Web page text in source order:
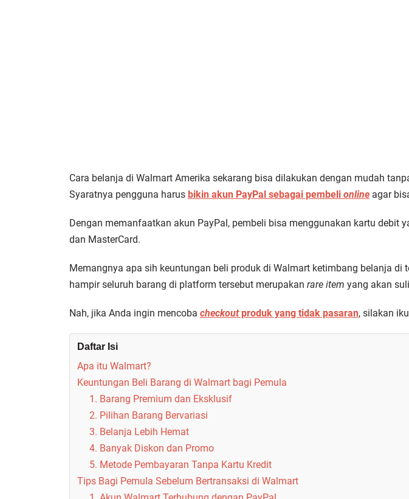
Cara belanja di Walmart Amerika sekarang bisa dilakukan dengan mudah
Syaratnya pengguna harus bikin akun PayPal sebagai pembeli online agar
Dengan memanfaatkan akun PayPal, pembeli bisa menggunakan kartu debit
dan MasterCard.
Memangnya apa sih keuntungan beli produk di Walmart ketimbang belanja di
hampir seluruh barang di platform tersebut merupakan rare item yang akan
Nah, jika Anda ingin mencoba checkoutproduk yang tidak pasaran, silakan
Daftar Isi
Apa itu Walmart?
Keuntungan Beli Barang di Walmart bagi Pemula
1. Barang Premium dan Eksklusif
2. Pilihan Barang Bervariasi
3. Belanja Lebih Hemat
4. Banyak Diskon dan Promo
5. Metode Pembayaran Tanpa Kartu Kredit
Tips Bagi Pemula Sebelum Bertransaksi di Walmart